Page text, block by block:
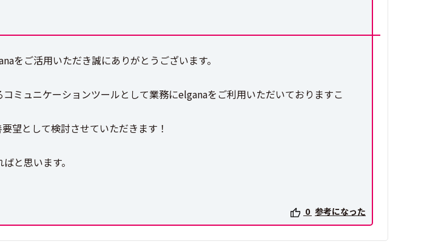
をご活用いただき誠にありがとうございます。
ミュニケーションツールとして業務にelganaをご利用いただいておりますこ
望として検討させていただきます！
と思います。
0 参考になった